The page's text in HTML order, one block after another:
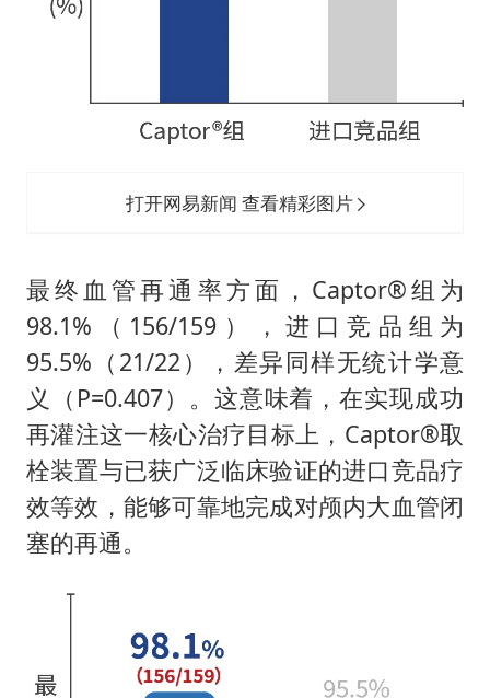
打开网易新闻 查看精彩图片
最终血管再通率方面，Captor®组为
98.1%（156/159），进口竞品组为
95.5%（21/22），差异同样无统计学意
义（P=0.407）。这意味着，在实现成功
再灌注这一核心治疗目标上，Captor®取
栓装置与已获广泛临床验证的进口竞品疗
效等效，能够可靠地完成对颅内大血管闭
塞的再通。